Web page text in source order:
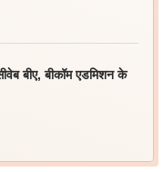
बीए, बीकॉम एडमिशन के